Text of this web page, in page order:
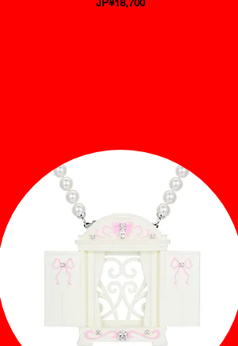
JP¥18,700